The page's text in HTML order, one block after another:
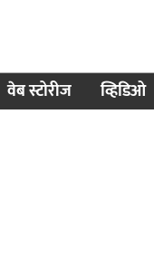
वेब स्टोरीज व्हिडिओ